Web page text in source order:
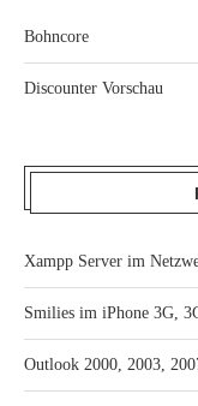
Bohncore
Discounter Vorschau
Xampp Server im
Smilies im iPhone 3G,
Outlook 2000, 2003,